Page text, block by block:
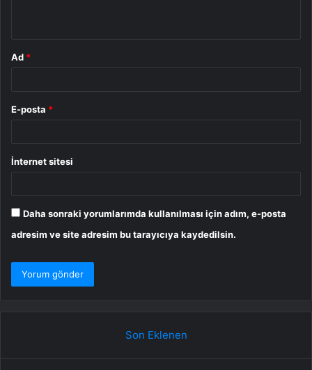
Ad *
E-posta *
İnternet sitesi
Daha sonraki yorumlarımda kullanılması için adım, e-posta
adresim ve site adresim bu tarayıcıya kaydedilsin.
Son Eklenen